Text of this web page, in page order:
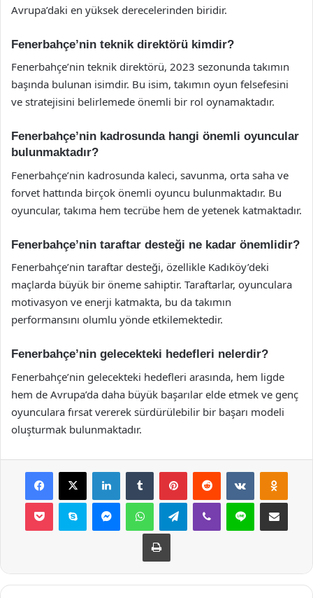
Avrupa’daki en yüksek derecelerinden biridir.
Fenerbahçe’nin teknik direktörü kimdir?
Fenerbahçe’nin teknik direktörü, 2023 sezonunda takımın
başında bulunan isimdir. Bu isim, takımın oyun felsefesini
ve stratejisini belirlemede önemli bir rol oynamaktadır.
Fenerbahçe’nin kadrosunda hangi önemli oyuncular
bulunmaktadır?
Fenerbahçe’nin kadrosunda kaleci, savunma, orta saha ve
forvet hattında birçok önemli oyuncu bulunmaktadır. Bu
oyuncular, takıma hem tecrübe hem de yetenek katmaktadır.
Fenerbahçe’nin taraftar desteği ne kadar önemlidir?
Fenerbahçe’nin taraftar desteği, özellikle Kadıköy’deki
maçlarda büyük bir öneme sahiptir. Taraftarlar, oyunculara
motivasyon ve enerji katmakta, bu da takımın
performansını olumlu yönde etkilemektedir.
Fenerbahçe’nin gelecekteki hedefleri nelerdir?
Fenerbahçe’nin gelecekteki hedefleri arasında, hem ligde
hem de Avrupa’da daha büyük başarılar elde etmek ve genç
oyunculara fırsat vererek sürdürülebilir bir başarı modeli
oluşturmak bulunmaktadır.
Facebook
X LinkedInTumblr PinterestReddit VKontakte
Pocket Skype MessengerWhatsAppTelegramViber Line E-Posta ile
Yazdır